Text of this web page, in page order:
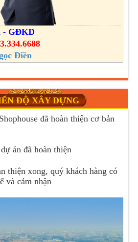
- GĐKD
Điền
ĐỘ XÂY DỰNG
đã hoàn thiện cơ bản
án đã hoàn thiện
thiện xong, quý khách hàng có
và cảm nhận